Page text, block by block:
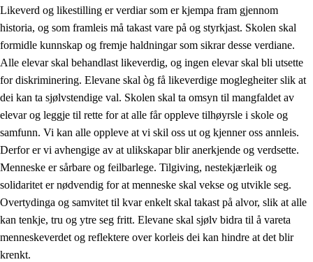
1.5 Respekt for naturen og miljøbevisstheit
1.6 Demokrati og medverknad
Likeverd og likestilling er verdiar som er kjempa fram gjennom
historia, og som framleis må takast vare på og styrkjast. Skolen skal
formidle kunnskap og fremje haldningar som sikrar desse verdiane.
Alle elevar skal behandlast likeverdig, og ingen elevar skal bli utsette
for diskriminering. Elevane skal òg få likeverdige moglegheiter slik at
dei kan ta sjølvstendige val. Skolen skal ta omsyn til mangfaldet av
elevar og leggje til rette for at alle får oppleve tilhøyrsle i skole og
samfunn. Vi kan alle oppleve at vi skil oss ut og kjenner oss annleis.
Derfor er vi avhengige av at ulikskapar blir anerkjende og verdsette.
Menneske er sårbare og feilbarlege. Tilgiving, nestekjærleik og
solidaritet er nødvendig for at menneske skal vekse og utvikle seg.
Overtydinga og samvitet til kvar enkelt skal takast på alvor, slik at alle
kan tenkje, tru og ytre seg fritt. Elevane skal sjølv bidra til å vareta
menneskeverdet og reflektere over korleis dei kan hindre at det blir
krenkt.